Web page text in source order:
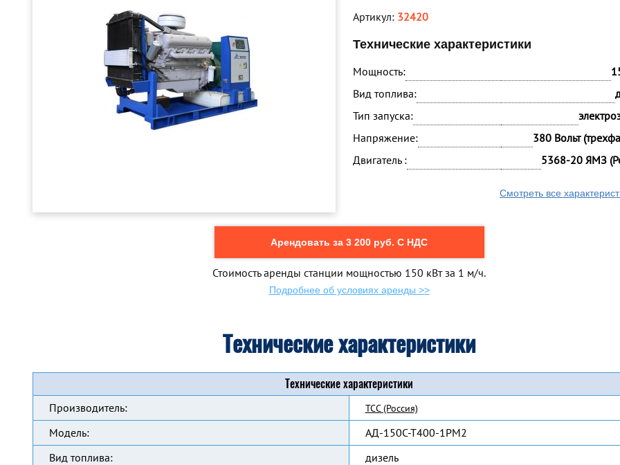
Артикул: 32420
Технические характеристики
Мощность:
Вид топлива:
Тип запуска:
Напряжение:
380 Вольт
Двигатель :
5368-20 ЯМЗ
Смотреть все
Арендовать за 3 200 руб. С НДС
Стоимость аренды станции мощностью 150 кВт за 1 м/ч.
Подробнее об условиях аренды >>
Технические характеристики
Технические характеристики
Производитель: ТСС (Россия)
Модель:
АД-150С-Т400-1РМ2
Вид топлива:
дизель